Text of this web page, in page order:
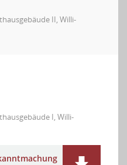
II, Willi-
I, Willi-